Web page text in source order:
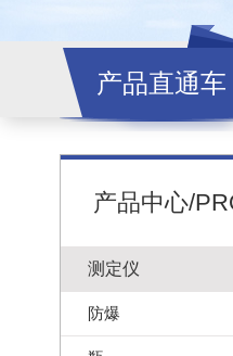
产品直通车
产品中心/
测定仪
防爆